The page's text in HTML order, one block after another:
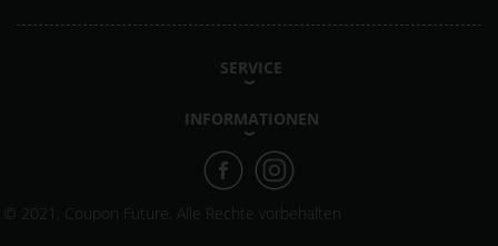
SERVICE
INFORMATIONEN
© 2021, Coupon Future. Alle Rechte vorbehalten